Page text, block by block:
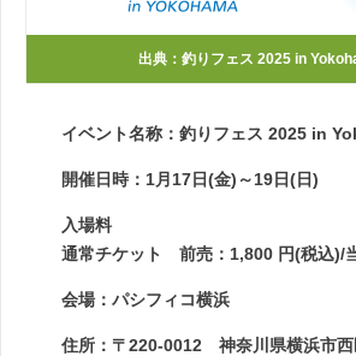
出典： 釣りフェス 2025 in
イベント名称：釣りフェス 2025 in
開催日時：1月17日(金)～19日(日)
入場料
通常チケット 前売：1,800 円(税込)/
会場：パシフィコ横浜
住所：〒220-0012 神奈川県横浜市西